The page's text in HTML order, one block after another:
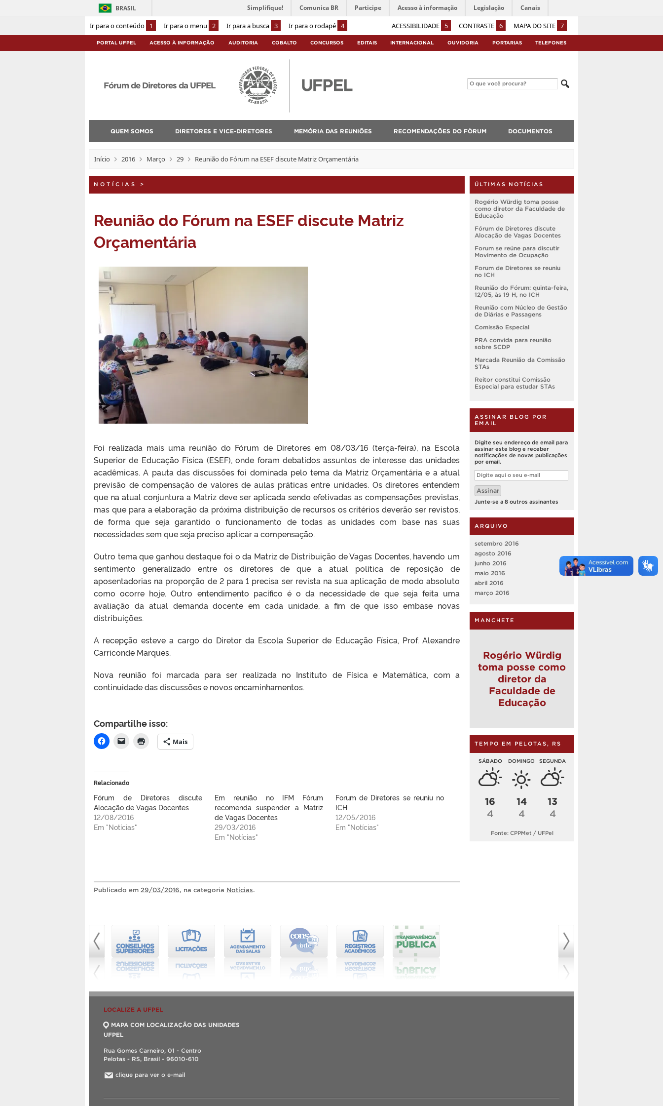
Ir para o conteúdo 1 Ir para o menu 2 Ir para a busca 3 Ir para o rodapé 4 ACESSIBILIDADE 5 CONTRASTE 6 MAPA DO SITE 7
BRASIL Simplifique! Comunica BR Participe Acesso à informação Legislação Canais
PORTAL UFPEL ACESSO À INFORMAÇÃO AUDITORIA COBALTO CONCURSOS EDITAIS INTERNACIONAL OUVIDORIA PORTARIAS TELEFONES
Fórum de Diretores da UFPEL
QUEM SOMOS DIRETORES E VICE-DIRETORES MEMÓRIA DAS REUNIÕES RECOMENDAÇÕES DO FÒRUM DOCUMENTOS
Início 2016 Março 29 Reunião do Fórum na ESEF discute Matriz Orçamentária
NOTÍCIAS >
Reunião do Fórum na ESEF discute Matriz
Orçamentária
Foi realizada mais uma reunião do Fórum de Diretores em 08/03/16 (terça-feira), na Escola
Superior de Educação Física (ESEF), onde foram debatidos assuntos de interesse das unidades
acadêmicas. A pauta das discussões foi dominada pelo tema da Matriz Orçamentária e a atual
previsão de compensação de valores de aulas práticas entre unidades. Os diretores entendem
que na atual conjuntura a Matriz deve ser aplicada sendo efetivadas as compensações previstas,
mas que para a elaboração da próxima distribuição de recursos os critérios deverão ser revistos,
de forma que seja garantido o funcionamento de todas as unidades com base nas suas
necessidades sem que seja preciso aplicar a compensação.
Outro tema que ganhou destaque foi o da Matriz de Distribuição de Vagas Docentes, havendo um
sentimento generalizado entre os diretores de que a atual política de reposição de
aposentadorias na proporção de 2 para 1 precisa ser revista na sua aplicação de modo absoluto
como ocorre hoje. Outro entendimento pacífico é o da necessidade de que seja feita uma
avaliação da atual demanda docente em cada unidade, a fim de que isso embase novas
distribuições.
A recepção esteve a cargo do Diretor da Escola Superior de Educação Física, Prof. Alexandre
Carriconde Marques.
Nova reunião foi marcada para ser realizada no Instituto de Física e Matemática, com a
continuidade das discussões e novos encaminhamentos.
Compartilhe isso:
Mais
Relacionado
Fórum de Diretores discute
Alocação de Vagas Docentes
12/08/2016
Em "Notícias"
Em reunião no IFM Fórum
recomenda suspender a Matriz
de Vagas Docentes
29/03/2016
Em "Notícias"
Forum de Diretores se reuniu no
ICH
12/05/2016
Em "Notícias"
Publicado em 29/03/2016, na categoria Notícias.
ÚLTIMAS NOTÍCIAS
Rogério Würdig toma posse
como diretor da Faculdade de
Educação
Fórum de Diretores discute
Alocação de Vagas Docentes
Forum se reúne para discutir
Movimento de Ocupação
Forum de Diretores se reuniu
no ICH
Reunião do Fórum: quinta-feira,
12/05, às 19 H, no ICH
Reunião com Núcleo de Gestão
de Diárias e Passagens
Comissão Especial
PRA convida para reunião
sobre SCDP
Marcada Reunião da Comissão
STAs
Reitor constitui Comissão
Especial para estudar STAs
ASSINAR BLOG POR
EMAIL
Digite seu endereço de email para
assinar este blog e receber
notificações de novas publicações
por email.
Digite
aqui
o
seu
e-
mail
Assinar
Junte-se a 8 outros assinantes
ARQUIVO
setembro 2016
agosto 2016
junho 2016
maio 2016
abril 2016
março 2016
MANCHETE
Rogério Würdig
toma posse como
diretor da
Faculdade de
Educação
TEMPO EM PELOTAS, RS
SÁBADO
16
4
DOMINGO
14
4
SEGUNDA
13
4
Fonte: CPPMet / UFPel
LOCALIZE A UFPEL
MAPA COM LOCALIZAÇÃO DAS UNIDADES
UFPEL
Rua Gomes Carneiro, 01 - Centro
Pelotas - RS, Brasil - 96010-610
clique para ver o e-mail